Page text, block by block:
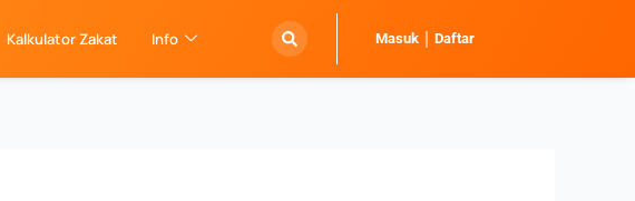
Kalkulator Zakat Info Masuk Daftar